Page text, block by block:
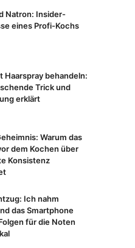
Natron: Insider-
eines Profi-Kochs
Haarspray behandeln:
Trick und
erklärt
Warum das
dem Kochen über
Konsistenz
Ich nahm
das Smartphone
für die Noten